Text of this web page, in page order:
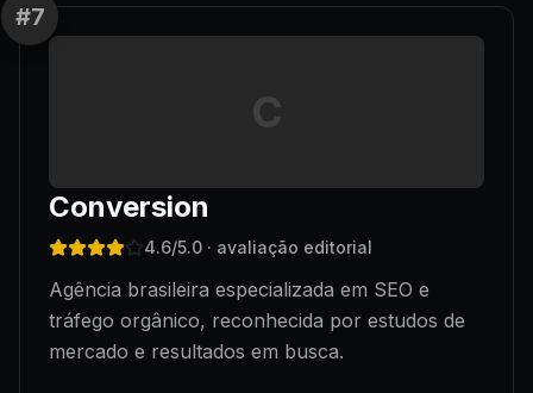
#7
C
Conversion
4.6/5.0 · avaliação editorial
Agência brasileira especializada em SEO e
tráfego orgânico, reconhecida por estudos de
mercado e resultados em busca.